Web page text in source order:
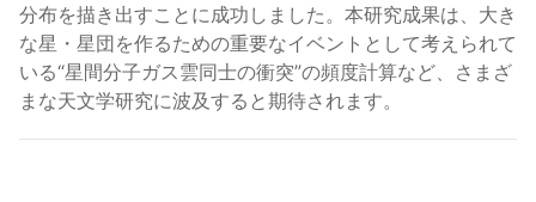
分布を描き出すことに成功しました。本研究成果は、大き
な星・星団を作るための重要なイベントとして考えられて
いる“星間分子ガス雲同士の衝突”の頻度計算など、さまざ
まな天文学研究に波及すると期待されます。